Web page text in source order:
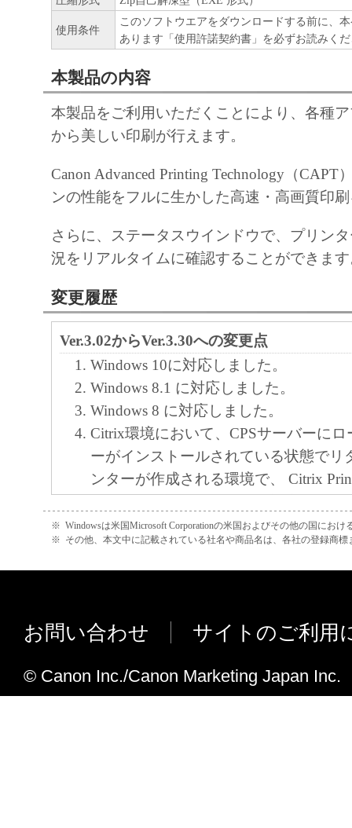
を条件とします。
(2) お客様は、上記(1)に基づいて「本ソフ
するためのバックアップとして、「本ソフ
部、複製することができます。
(3) 上記(1)および(2)に定める場合を除き、
ヤノンのライセンサーのいかなる知的財産
るいは許諾されるものではありません。
(1) お客様は、再使用許諾、譲渡、販売、
くは貸与その他の方法により、第三者に「
ア」を使用させることはできません。
(2) お客様は、「本ソフトウエア」の全部
正、改変、逆コンパイル、逆アセンブル、
エンジニアリング等することはできません
このような行為をさせてはなりません。
３．帰属
「本ソフトウエア」に係る権原および所有
によりキヤノンまたはキヤノンのライセン
４．著作権表示
お客様は、「本ソフトウエア」に含まれる
(1) 「本ソフトウエア」は、『現状のまま
諾されます。キヤノン、キヤノンのライセ
ンの子会社、キヤノンの関連会社、それら
たは販売店のいずれも、「本ソフトウエア
使用条件
このソフトウエアをダウンロードする前に、
あります「使用許諾契約書」を必ずお読みく
本製品の内容
本製品をご利用いただくことにより、各種
から美しい印刷が行えます。
Canon Advanced Printing Technology（CAPT
ンの性能をフルに生かした高速・高画質印
さらに、ステータスウインドウで、プリン
況をリアルタイムに確認することができま
変更履歴
Ver.3.02からVer.3.30への変更点
Windows 10に対応しました。
Windows 8.1 に対応しました。
Windows 8 に対応しました。
Citrix環境において、CPSサーバーに
ーがインストールされている状態でリ
ンターが作成される環境で、 Citrix
GoogleのWebサービスであるGmail上
した場合にスプーラーサービスが停止
場合がある不具合に対応しました。
た。
プロセスがダウンする場合がありまし
※ Windowsは米国Microsoft Corporationの米国およびその他の国におけ
※ その他、本文中に記載されている社名や商品名は、各社の登録商標
お問い合わせ サイトのご利用
© Canon Inc./Canon Marketing Japan Inc.